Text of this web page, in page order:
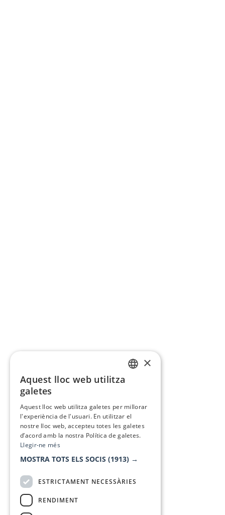
×
Aquest lloc web utilitza
galetes
Aquest lloc web utilitza galetes per millorar
l'experiència de l'usuari. En utilitzar el
nostre lloc web, accepteu totes les galetes
d’acord amb la nostra Política de galetes.
Llegir-ne més
MOSTRA TOTS ELS SOCIS (1913) →
ESTRICTAMENT NECESSÀRIES
RENDIMENT